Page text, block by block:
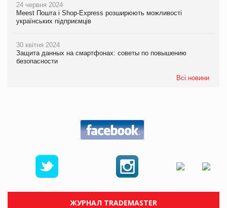
24 червня 2024
Meest Пошта і Shop-Express розширюють можливості
українських підприємців
30 квітня 2024
Защита данных на смартфонах: советы по повышению
безопасности
Всі новини
ЖУРНАЛ TRADEMASTER